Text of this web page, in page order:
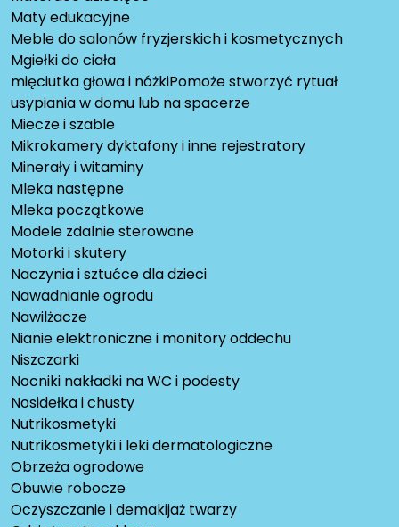
Maty edukacyjne
Meble do salonów fryzjerskich i kosmetycznych
Mgiełki do ciała
mięciutka głowa i nóżkiPomoże stworzyć rytuał
usypiania w domu lub na spacerze
Miecze i szable
Mikrokamery dyktafony i inne rejestratory
Minerały i witaminy
Mleka następne
Mleka początkowe
Modele zdalnie sterowane
Motorki i skutery
Naczynia i sztućce dla dzieci
Nawadnianie ogrodu
Nawilżacze
Nianie elektroniczne i monitory oddechu
Niszczarki
Nocniki nakładki na WC i podesty
Nosidełka i chusty
Nutrikosmetyki
Nutrikosmetyki i leki dermatologiczne
Obrzeża ogrodowe
Obuwie robocze
Oczyszczanie i demakijaż twarzy